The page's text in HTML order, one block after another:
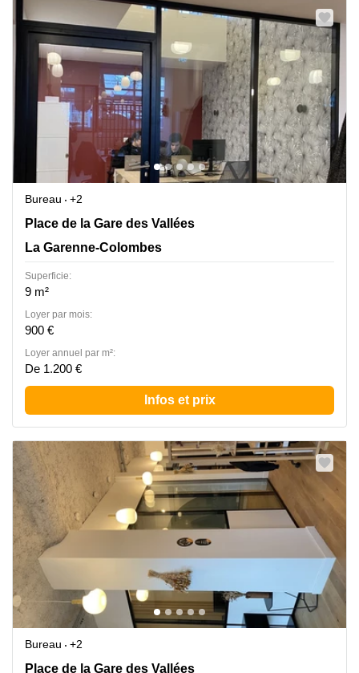
Bureau
+2
Place de la Gare des Vallées 4, La Garenne-Colombes
Place de la Gare des Vallées
La Garenne-Colombes
Superficie:
9 m²
Loyer par mois:
900 €
Loyer annuel par m²:
De 1.200 €
Infos et prix
Bureau
+2
Place de la Gare des Vallées 4, La Garenne-Colombes
Place de la Gare des Vallées